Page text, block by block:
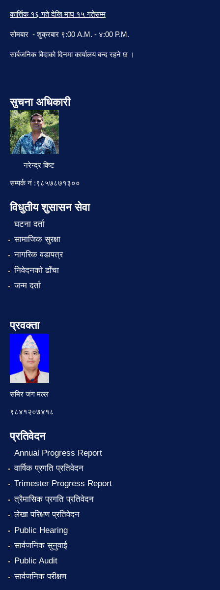
कार्त्तिक १६ गते देखि माघ १५ गतेसम्म
सोमबार - शुक्रबार ९:00 A.M. - ४:00 P.M.
सार्बजनिक बिदाको दिनमा कार्यालय बन्द रहने छ ।
सुचना अधिकारी
नरेन्द्र विष्ट
सम्पर्क नं :९८५७८७१३००
विधुतीय शुसासन सेवा
घटना दर्ता
सामाजिक सुरक्षा
नागरिक वडापत्र
निवेदनको ढाँचा
जन्म दर्ता
प्रवक्ता
समिर जंग मल्ल
९८४१२०७४१८
प्रतिवेदन
Annual Progress Report
वार्षिक प्रगति प्रतिवेदन
Trimester Progress Report
त्रैमासिक प्रगति प्रतिवेदन
लेखा परिक्षण प्रतिवेदन
Public Hearing
सार्वजनिक सुनुवाई
Public Audit
सार्वजनिक परीक्षण